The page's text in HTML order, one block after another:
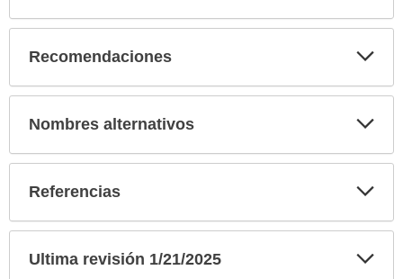
Recomendaciones
Nombres alternativos
Referencias
Ultima revisión 1/21/2025